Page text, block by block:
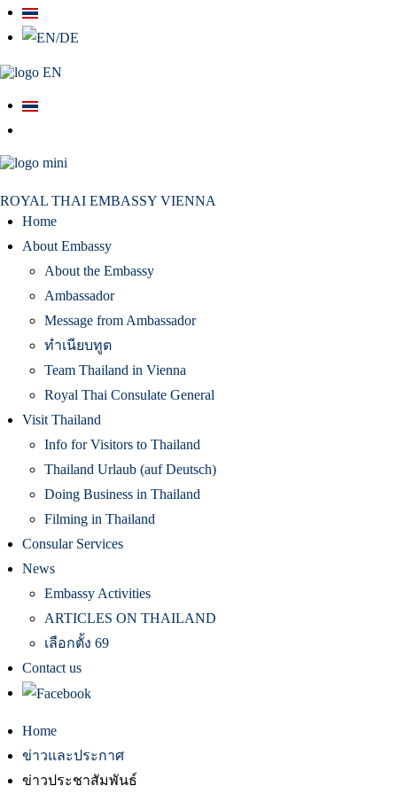
ROYAL THAI EMBASSY VIENNA
Home
About Embassy
About the Embassy
Ambassador
Message from Ambassador
ทำเนียบทูต
Team Thailand in Vienna
Royal Thai Consulate General
Visit Thailand
Info for Visitors to Thailand
Thailand Urlaub (auf Deutsch)
Doing Business in Thailand
Filming in Thailand
Consular Services
News
Embassy Activities
ARTICLES ON THAILAND
เลือกตั้ง 69
Contact us
Home
ข่าวและประกาศ
ข่าวประชาสัมพันธ์